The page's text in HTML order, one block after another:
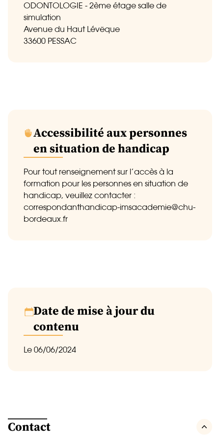
ODONTOLOGIE - 2ème étage salle de
simulation
Avenue du Haut Lévêque
33600 PESSAC
Accessibilité aux personnes
en situation de handicap
Pour tout renseignement sur l’accès à la
formation pour les personnes en situation de
handicap, veuillez contacter :
correspondanthandicap-imsacademie@chu-
bordeaux.fr
Date de mise à jour du
contenu
Le 06/06/2024
Contact